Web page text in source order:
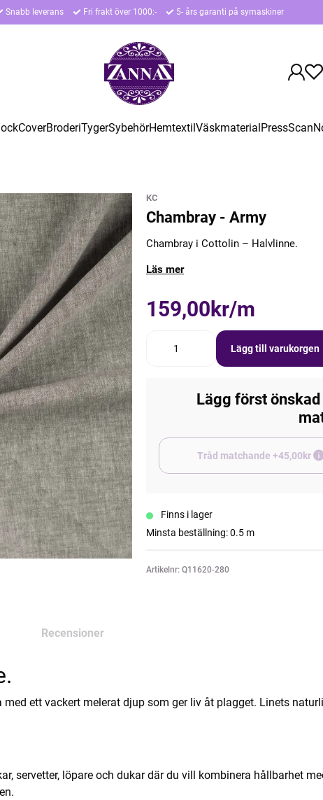
Snabb leverans Fri frakt över 1000:- 5- års garanti på symaskiner
CoverBroderiTygerSybehörHemtextilVäskmaterialPress
KC
Chambray - Army
Chambray i Cottolin – Halvlinne.
Läs mer
159,00kr/m
Lägg till varukorgen
Lägg först
Tråd matchande +45,00kr
Finns i lager
Minsta beställning: 0.5 m
Artikelnr: Q11620-280
Recensioner
ett vackert melerat djup som ger liv åt plagget. Linets
servetter, löpare och dukar där du vill kombinera hållbarhet